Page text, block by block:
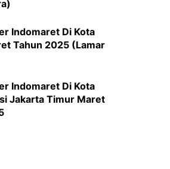
Indomaret Di Kota
Tahun 2025 (Lamar
Indomaret Di Kota
Jakarta Timur Maret